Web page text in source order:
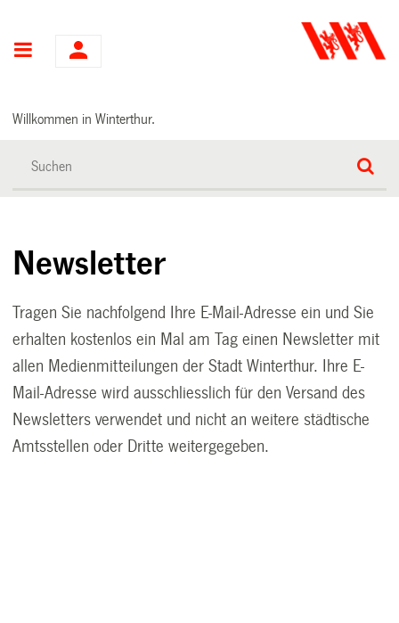
Hauptnavigation
Willkommen in Winterthur.
Newsletter
Tragen Sie nachfolgend Ihre E-Mail-Adresse ein und Sie
erhalten kostenlos ein Mal am Tag einen Newsletter mit
allen Medienmitteilungen der Stadt Winterthur. Ihre E-
Mail-Adresse wird ausschliesslich für den Versand des
Newsletters verwendet und nicht an weitere städtische
Amtsstellen oder Dritte weitergegeben.